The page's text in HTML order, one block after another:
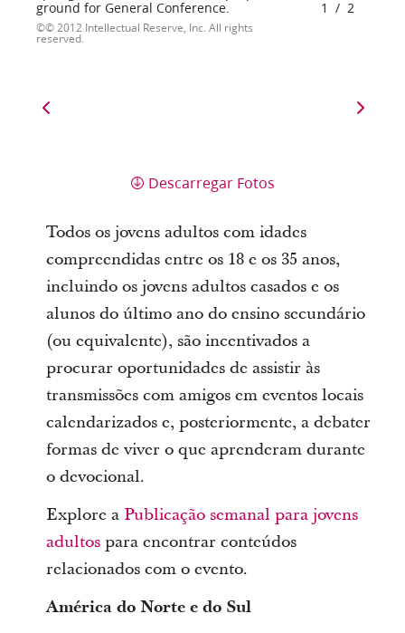
ground for General Conference.
© 2012 Intellectual Reserve, Inc. All rights
reserved.
1 / 2
Descarregar Fotos
Todos os jovens adultos com idades
compreendidas entre os 18 e os 35 anos,
incluindo os jovens adultos casados e os
alunos do último ano do ensino secundário
(ou equivalente), são incentivados a
procurar oportunidades de assistir às
transmissões com amigos em eventos locais
calendarizados e, posteriormente, a debater
formas de viver o que aprenderam durante
o devocional.
Explore a Publicação semanal para jovens
adultospara encontrar conteúdos
relacionados com o evento.
América do Norte e do Sul